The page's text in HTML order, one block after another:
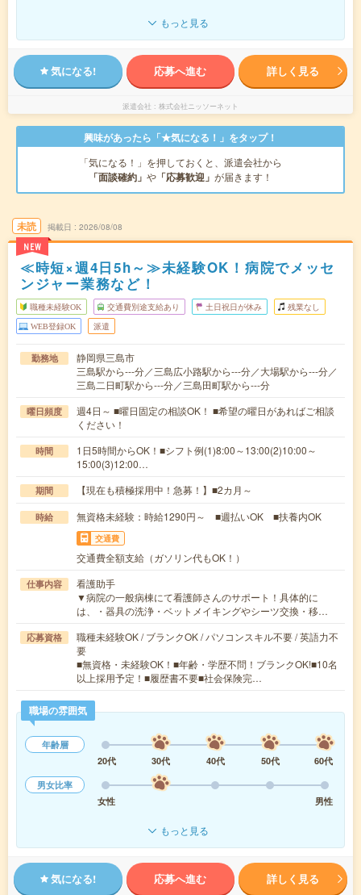
もっと見る
気になる! 応募へ進む 詳しく見る
派遣会社 株式会社ニッソーネット
興味があったら「★気になる！」をタップ！
「気になる！」を押しておくと、派遣会社から
「面談確約」 や 「応募歓迎」 が届きます！
未読
NEW
掲載日 2026/08/08
≪時短×週4日5h～≫未経験OK！病院でメッセ
ンジャー業務など！
職種未経験OK 交通費別途支給あり 土日祝日が休み 残業なし
WEB登録OK 派遣
勤務地
静岡県三島市
三島駅から---分／三島広小路駅から---分／大場駅から---分／
三島二日町駅から---分／三島田町駅から---分
曜日頻度
週4日～ ■曜日固定の相談OK！ ■希望の曜日があればご相談
ください！
時間
1日5時間からOK！■シフト例(1)8:00～13:00(2)10:00～
15:00(3)12:00…
期間 【現在も積極採用中！急募！】■2カ月～
時給 無資格未経験：時給1290円～ ■週払いOK ■扶養内OK
交通費
交通費全額支給（ガソリン代もOK！）
仕事内容
看護助手
▼病院の一般病棟にて看護師さんのサポート！具体的に
は、・器具の洗浄・ベットメイキングやシーツ交換・移…
応募資格
職種未経験OK / ブランクOK / パソコンスキル不要 / 英語力不
要
■無資格・未経験OK！■年齢・学歴不問！ブランクOK!■10名
以上採用予定！■履歴書不要■社会保険完…
職場の雰囲気
年齢層
20代
30代 40代 50代
60代
男女比率
女性
男性
もっと見る
気になる! 応募へ進む 詳しく見る